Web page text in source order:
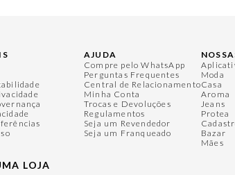
LOJA
AJUDA
Compre pelo WhatsApp
Perguntas Frequentes
Central de Relacionamento
Minha Conta
Trocas e Devoluções
Regulamentos
Seja um Revendedor
Seja um Franqueado
Moda
Casa
Aroma
Jeans
Protea
Bazar
Mães